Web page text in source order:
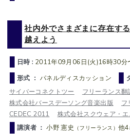
社内外でさまざまに存在す
越えよう
日時 : 2011年09月06日(火)16時30分
形式 ： パネルディスカッション
サイバーコネクトツー
フリーランス翻
株式会社バースデーソング音楽出版
フ
CEDEC 2011
株式会社スクウェア・
講演者 ：小野 憲史 （フリーランス） 他4